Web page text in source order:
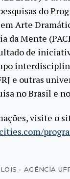
do
Arte
da Mente
de
e outras
no Brasil e
visite o
- AGÊNCIA